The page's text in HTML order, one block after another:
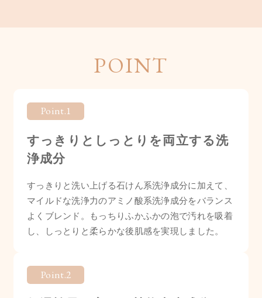
POINT
Point.1
すっきりとしっとりを両立する洗
浄成分
すっきりと洗い上げる石けん系洗浄成分に加えて、
マイルドな洗浄力のアミノ酸系洗浄成分をバランス
よくブレンド。もっちりふかふかの泡で汚れを吸着
し、しっとりと柔らかな後肌感を実現しました。
Point.2